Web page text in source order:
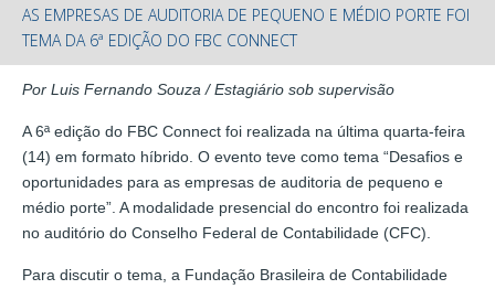
AS EMPRESAS DE AUDITORIA DE PEQUENO E MÉDIO PORTE FOI
TEMA DA 6ª EDIÇÃO DO FBC CONNECT
Por Luis Fernando Souza / Estagiário sob supervisão
A 6ª edição do FBC Connect foi realizada na última quarta-feira
(14) em formato híbrido. O evento teve como tema “Desafios e
oportunidades para as empresas de auditoria de pequeno e
médio porte”. A modalidade presencial do encontro foi realizada
no auditório do Conselho Federal de Contabilidade (CFC).
Para discutir o tema, a Fundação Brasileira de Contabilidade